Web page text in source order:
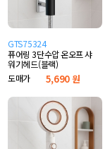
GTS75324
퓨어링 3단수압 온오프 샤
워기헤드(블랙)
도매가
5,690 원